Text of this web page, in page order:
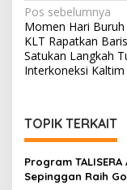
Navigasi
pos
Pos sebelumnya
Momen Hari Buruh
KLT Rapatkan
Satukan Langkah
Interkoneksi
TOPIK TERKAIT
Program TALISERA
Sepinggan Raih